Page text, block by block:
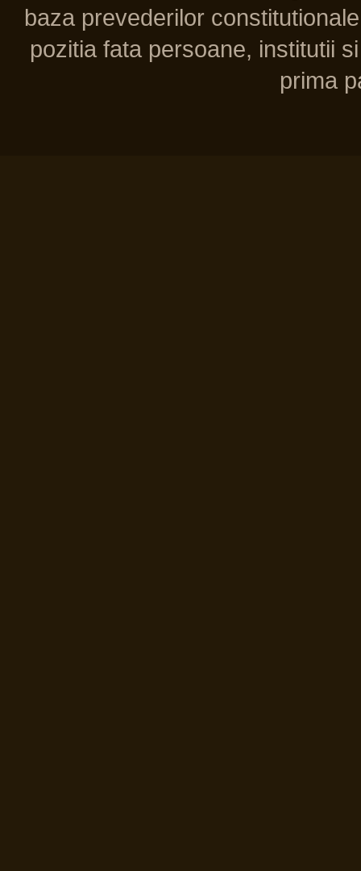
baza prevederilor
pozitia fata persoane, institutii
prima